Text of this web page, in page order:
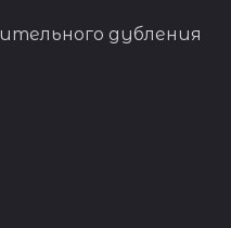
дубления